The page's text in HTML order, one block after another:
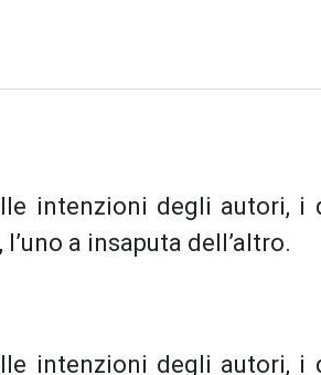
intenzioni degli autori, i
a insaputa dell’altro.
intenzioni degli autori, i